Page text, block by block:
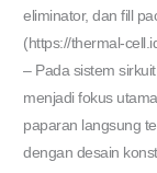
eliminator, dan fill
(https://thermal-
– Pada sistem
menjadi fokus
paparan langsung
dengan desain